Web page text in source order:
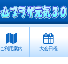
ご利用案内 大会日程